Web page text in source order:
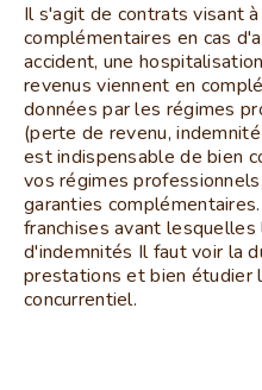
Il s'agit de contrats visant
complémentaires en cas
accident, une
revenus viennent en
données par les régimes
(perte de revenu,
est indispensable de bien
vos régimes
garanties
franchises avant
d'indemnités Il faut voir la
prestations et bien étudier
concurrentiel.